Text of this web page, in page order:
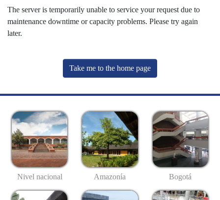
The server is temporarily unable to service your request due to
maintenance downtime or capacity problems. Please try again
later.
Take me to the home page
Nivel nacional Amazonía Bogotá